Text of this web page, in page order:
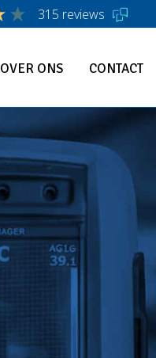
315 reviews
OVER ONS CONTACT